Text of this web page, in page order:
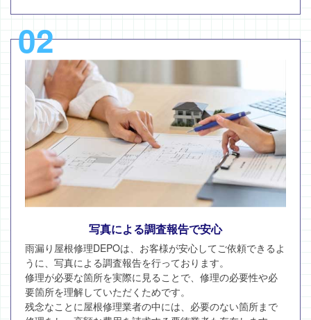
02
写真による調査報告で安心
雨漏り屋根修理DEPOは、お客様が安心してご依頼できるよ
うに、写真による調査報告を行っております。
修理が必要な箇所を実際に見ることで、修理の必要性や必
要箇所を理解していただくためです。
残念なことに屋根修理業者の中には、必要のない箇所まで